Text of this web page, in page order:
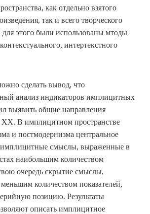
как отдельно взятого
так и всего творческого
для этого были использованы мтоды
интертекстного
сделать вывод, что
анализ индикаторов имплицитных
выявить общие направления
ХХ. В имплицитном пространстве
и постмодернизма центральное
имплицитные смыслы, выраженные в
наибольшим количеством
очередь скрытие смыслы,
количеством показателей,
позицию. Результаты
описать имплицитное